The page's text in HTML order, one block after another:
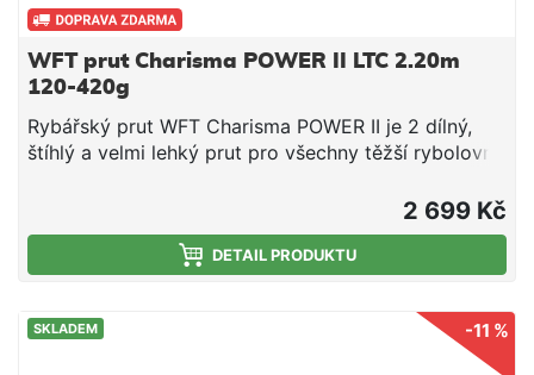
WFT prut Charisma POWER II LTC 2.20m
120-420g
Rybářský prut WFT Charisma POWER II je 2 dílný,
štíhlý a velmi lehký prut pro všechny těžší rybolovné
přívlačových a pilkrovacích prutů do Norska. Power
II je vyrobena z nového typu téměř nezničitelného
carbonového blanku, pečlivě opracované korkové
rukojeti zesílené nylonem a nejlepšími typy oček
WFT LTC SPORT. Ty jsou bez keramické vnitřní
výplně, robustnější a mají oproti běžně používaným
očkům s keramickou výplní i nižší hmotnost. Power II
2 699 Kč
DETAIL PRODUKTU
-11 %
SKLADEM